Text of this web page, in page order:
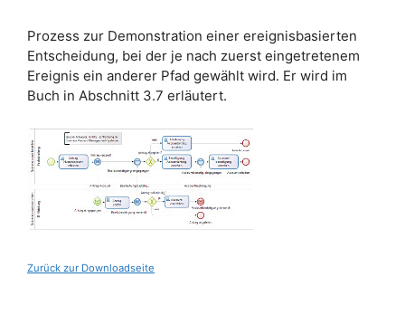
Prozess zur Demonstration einer ereignisbasierten
Entscheidung, bei der je nach zuerst eingetretenem
Ereignis ein anderer Pfad gewählt wird. Er wird im
Buch in Abschnitt 3.7 erläutert.
Zurück zur Downloadseite